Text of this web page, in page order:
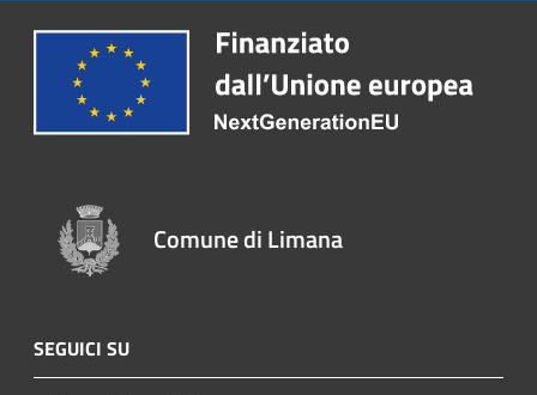
Comune di Limana
SEGUICI SU